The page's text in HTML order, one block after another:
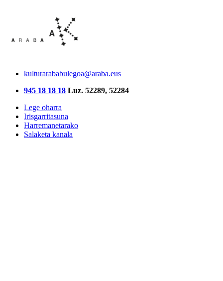
kulturarababulegoa@araba.eus
945 18 18 18 Luz. 52289, 52284
Lege oharra
Irisgarritasuna
Harremanetarako
Salaketa kanala